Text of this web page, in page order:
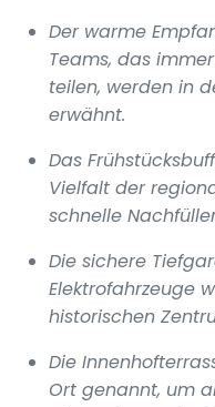
Der warme
Teams, das
teilen, werden in
erwähnt.
Das
Vielfalt der
schnelle
Die sichere
Elektrofahrzeuge
historischen
Die
Ort genannt, um